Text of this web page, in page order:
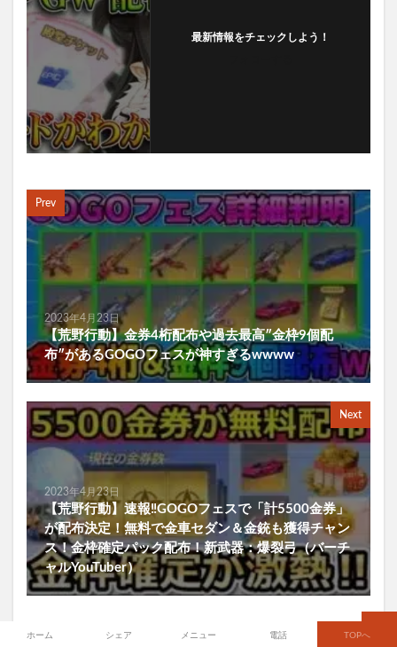
最新情報をチェックしよう！
Prev
2023年4月23日
【荒野行動】金券4桁配布や過去最高″金枠9個配
布″があるGOGOフェスが神すぎるwwww
Next
2023年4月23日
【荒野行動】速報‼GOGOフェスで「計5500金券」
が配布決定！無料で金車セダン＆金銃も獲得チャン
ス！金枠確定パック配布！新武器：爆裂弓（バーチ
ャルYouTuber）
ホーム シェア メニュー 電話 TOPへ